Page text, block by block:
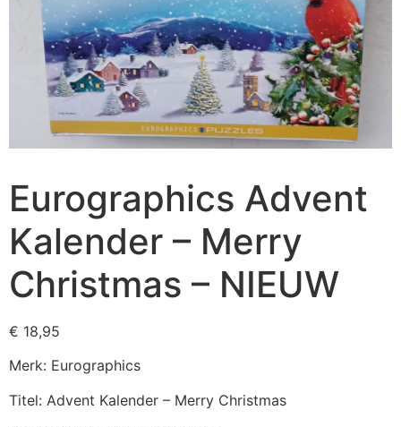
Eurographics Advent
Kalender – Merry
Christmas – NIEUW
€ 18,95
Merk: Eurographics
Titel: Advent Kalender – Merry Christmas